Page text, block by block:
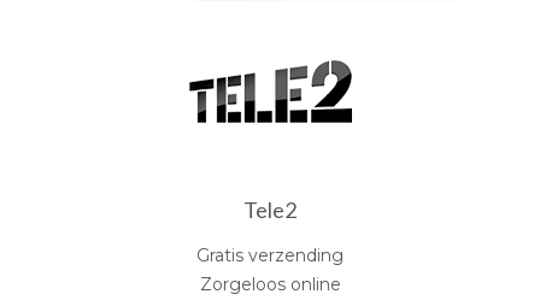
Tele2
Gratis verzending
Zorgeloos online